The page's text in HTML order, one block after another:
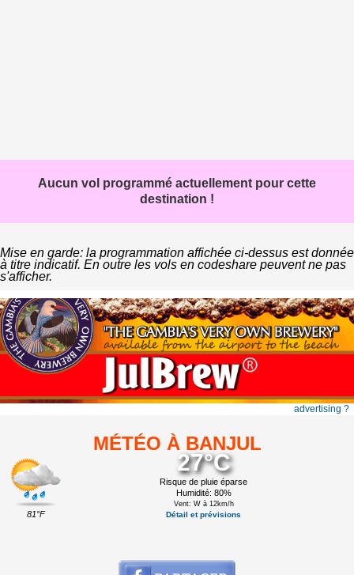
Aucun vol programmé actuellement pour cette
destination !
Mise en garde: la programmation affichée ci-dessus est donnée
à titre indicatif. En outre les vols en codeshare peuvent ne pas
s'afficher.
advertising ?
MÉTÉO À BANJUL
81°F
27°C
Risque de pluie éparse
Humidité: 80%
Vent: W à 12km/h
Détail et prévisions